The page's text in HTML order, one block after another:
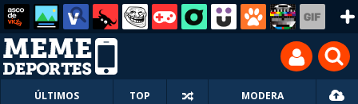
ÚLTIMOS TOP MODERA